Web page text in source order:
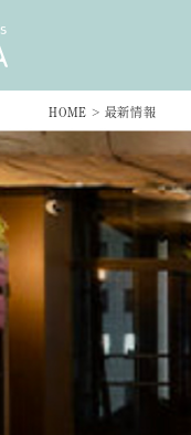
HOME > 最新情報